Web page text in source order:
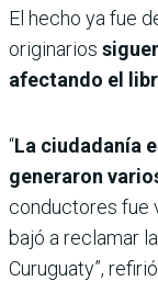
El hecho ya fue
originarios
afectando el
“La ciudadanía
generaron
conductores fue
bajó a reclamar
Curuguaty”,